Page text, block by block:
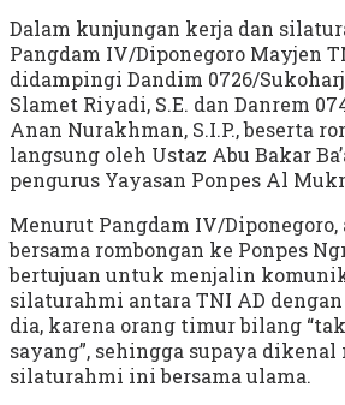
Dalam kunjungan kerja dan
Pangdam IV/Diponegoro Mayjen
didampingi Dandim 0726/
Slamet Riyadi, S.E. dan Danrem
Anan Nurakhman, S.I.P., beserta
langsung oleh Ustaz Abu Bakar
pengurus Yayasan Ponpes Al
Menurut Pangdam IV/
bersama rombongan ke Ponpes
bertujuan untuk menjalin
silaturahmi antara TNI AD
dia, karena orang timur bilang
sayang”, sehingga supaya
silaturahmi ini bersama ulama.